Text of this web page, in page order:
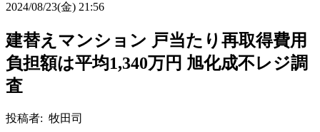
2024/08/23(金) 21:56
建替えマンション 戸当たり再取得費用
負担額は平均1,340万円 旭化成不レジ調
査
投稿者: 牧田司